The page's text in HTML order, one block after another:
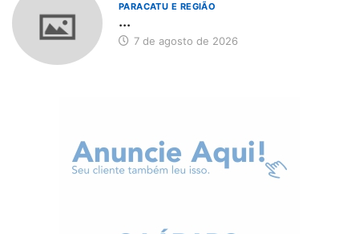
PARACATU E REGIÃO
...
7 de agosto de 2026